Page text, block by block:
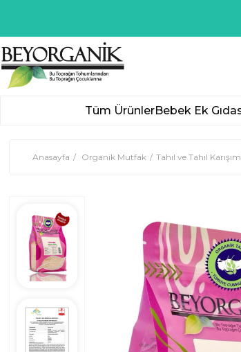
Tüm ÜrünlerBebek Ek
Anasayfa Organik Mutfak Tahıl ve Tahıl